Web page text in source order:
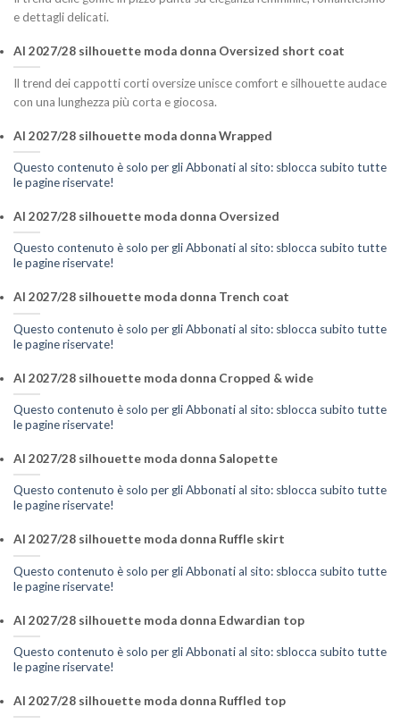
e dettagli delicati.
AI 2027/28 silhouette moda donna Oversized short coat
Il trend dei cappotti corti oversize unisce comfort e silhouette audace
con una lunghezza più corta e giocosa.
AI 2027/28 silhouette moda donna Wrapped
Questo contenuto è solo per gli Abbonati al sito: sblocca subito tutte
le pagine riservate!
AI 2027/28 silhouette moda donna Oversized
Questo contenuto è solo per gli Abbonati al sito: sblocca subito tutte
le pagine riservate!
AI 2027/28 silhouette moda donna Trench coat
Questo contenuto è solo per gli Abbonati al sito: sblocca subito tutte
le pagine riservate!
AI 2027/28 silhouette moda donna Cropped & wide
Questo contenuto è solo per gli Abbonati al sito: sblocca subito tutte
le pagine riservate!
AI 2027/28 silhouette moda donna Salopette
Questo contenuto è solo per gli Abbonati al sito: sblocca subito tutte
le pagine riservate!
AI 2027/28 silhouette moda donna Ruffle skirt
Questo contenuto è solo per gli Abbonati al sito: sblocca subito tutte
le pagine riservate!
AI 2027/28 silhouette moda donna Edwardian top
Questo contenuto è solo per gli Abbonati al sito: sblocca subito tutte
le pagine riservate!
AI 2027/28 silhouette moda donna Ruffled top